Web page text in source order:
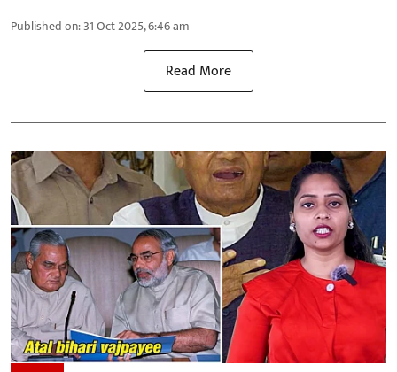
Published on:31 Oct 2025, 6:46 am
Read More